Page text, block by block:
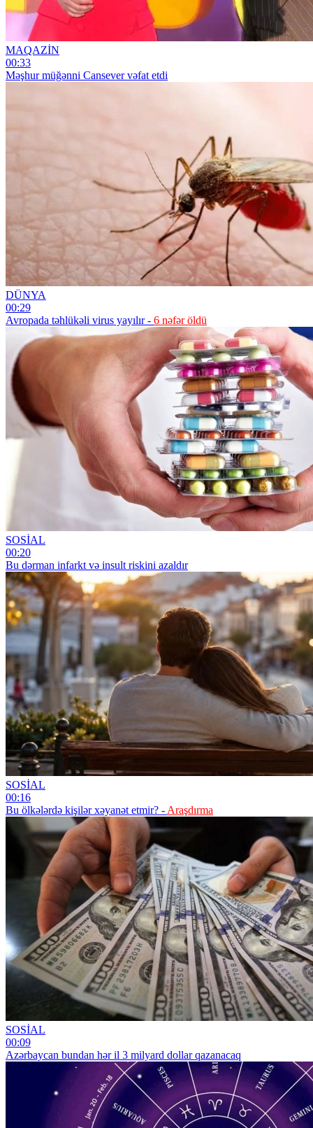
MAQAZİN
00:33
Məşhur müğənni Cansever vəfat etdi
DÜNYA
00:29
Avropada təhlükəli virus yayılır - 6 nəfər öldü
SOSİAL
00:20
Bu dərman infarkt və insult riskini azaldır
SOSİAL
00:16
Bu ölkələrdə kişilər xəyanət etmir? - Araşdırma
SOSİAL
00:09
Azərbaycan bundan hər il 3 milyard dollar qazanacaq